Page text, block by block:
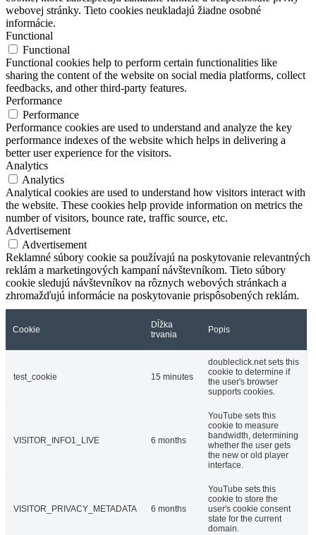
webovej stránky. Tieto cookies neukladajú žiadne osobné
informácie.
Functional
Functional
Functional cookies help to perform certain functionalities like
sharing the content of the website on social media platforms, collect
feedbacks, and other third-party features.
Performance
Performance
Performance cookies are used to understand and analyze the key
performance indexes of the website which helps in delivering a
better user experience for the visitors.
Analytics
Analytics
Analytical cookies are used to understand how visitors interact with
the website. These cookies help provide information on metrics the
number of visitors, bounce rate, traffic source, etc.
Advertisement
Advertisement
Reklamné súbory cookie sa používajú na poskytovanie relevantných
reklám a marketingových kampaní návštevníkom. Tieto súbory
cookie sledujú návštevníkov na rôznych webových stránkach a
zhromažďujú informácie na poskytovanie prispôsobených reklám.
Cookie
Dĺžka
trvania
Popis
test_cookie 15 minutes
doubleclick.net sets this
cookie to determine if
the user's browser
supports cookies.
VISITOR_INFO1_LIVE 6 months
YouTube sets this
cookie to measure
bandwidth, determining
whether the user gets
the new or old player
interface.
VISITOR_PRIVACY_METADATA 6 months
YouTube sets this
cookie to store the
user's cookie consent
state for the current
domain.